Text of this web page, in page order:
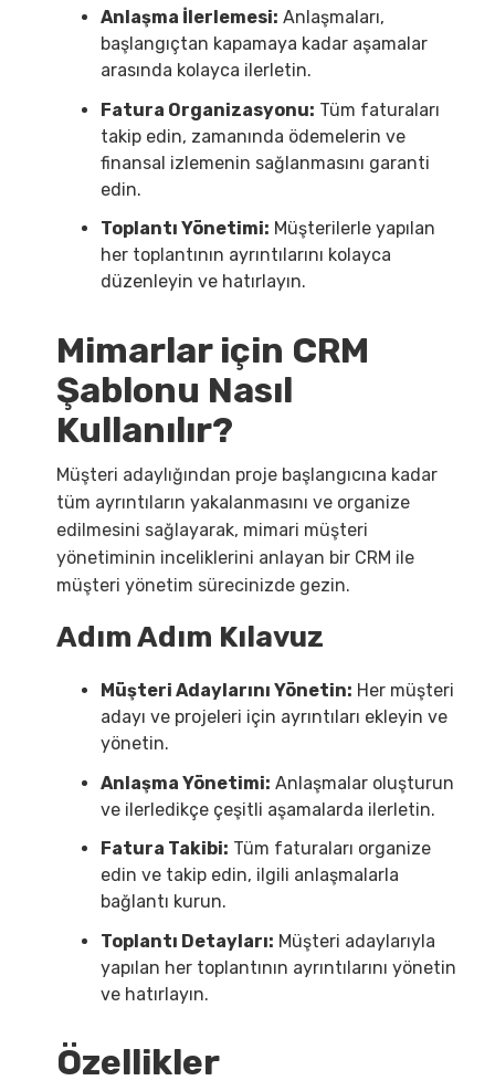
Anlaşma İlerlemesi: Anlaşmaları,
başlangıçtan kapamaya kadar aşamalar
arasında kolayca ilerletin.
Fatura Organizasyonu: Tüm faturaları
takip edin, zamanında ödemelerin ve
finansal izlemenin sağlanmasını garanti
edin.
Toplantı Yönetimi: Müşterilerle yapılan
her toplantının ayrıntılarını kolayca
düzenleyin ve hatırlayın.
Mimarlar için CRM
Şablonu Nasıl
Kullanılır?
Müşteri adaylığından proje başlangıcına kadar
tüm ayrıntıların yakalanmasını ve organize
edilmesini sağlayarak, mimari müşteri
yönetiminin inceliklerini anlayan bir CRM ile
müşteri yönetim sürecinizde gezin.
Adım Adım Kılavuz
Müşteri Adaylarını Yönetin: Her müşteri
adayı ve projeleri için ayrıntıları ekleyin ve
yönetin.
Anlaşma Yönetimi: Anlaşmalar oluşturun
ve ilerledikçe çeşitli aşamalarda ilerletin.
Fatura Takibi: Tüm faturaları organize
edin ve takip edin, ilgili anlaşmalarla
bağlantı kurun.
Toplantı Detayları: Müşteri adaylarıyla
yapılan her toplantının ayrıntılarını yönetin
ve hatırlayın.
Özellikler